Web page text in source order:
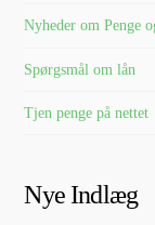
Nyheder om Penge
Spørgsmål om lån
Tjen penge på nettet
Nye Indlæg